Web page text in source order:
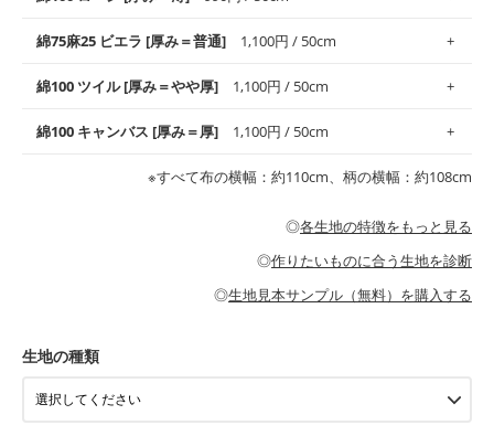
高さがオックス生地の特徴です。当サイトのオックス生地は、
般にお使いいただけます。
※レッスンバッグ、上履き袋などの通園通学グッズにはツイル生
・布団カバーなどの寝具、カーテン
柔らかくふんわりとした肌触りが特徴です。ベビー用品やハンカ
チなど直接肌に触れるアイテムに最適です。高い吸湿性・通気性
す。
・スタイ、おくるみなどのベビーグッズ
・ブラウス、チュニック、ワンピースなどの洋服
・パジャマなどの寝具
上質で薄手の平織りの生地です。軽やかさとなめらかな手触りの
良さが魅力。透け感があるので、涼しげなトップスなどに最適で
・ブラウス、シャツ、チュニックなどのトップス
綿75麻25 ビエラ [厚み＝普通] 1,100円 / 50cm
コットン75％リネン25％の当店のビエラ生地は、オックス生地よ
りもふんわりとした柔らかい質感と適度な落ち感を感じられるの
綿100 ツイル [厚み＝やや厚] 1,100円 / 50cm
綾織りの生地です。しっかりとした張りと厚みがありながらも柔
らかいのが特徴です。生地の厚みは中厚手です。1枚でも透け感
・カーテン、エプロン、テーブルクロスなどの暮らしのアイテム
・パンツ、タックスカートなどのボトムス
もっと詳しく見る
綿100 キャンバス [厚み＝厚] 1,100円 / 50cm
耐久性があります。トートバッグ・ポーチ・ペンケースなどの布
小物、インテリア用品に向いています。
・工作用エプロン
もっと詳しく見る
※すべて布の横幅：約110cm、柄の横幅：約108cm
◎各生地の特徴をもっと見る
◎作りたいものに合う生地を診断
◎生地見本サンプル（無料）を購入する
生地の種類